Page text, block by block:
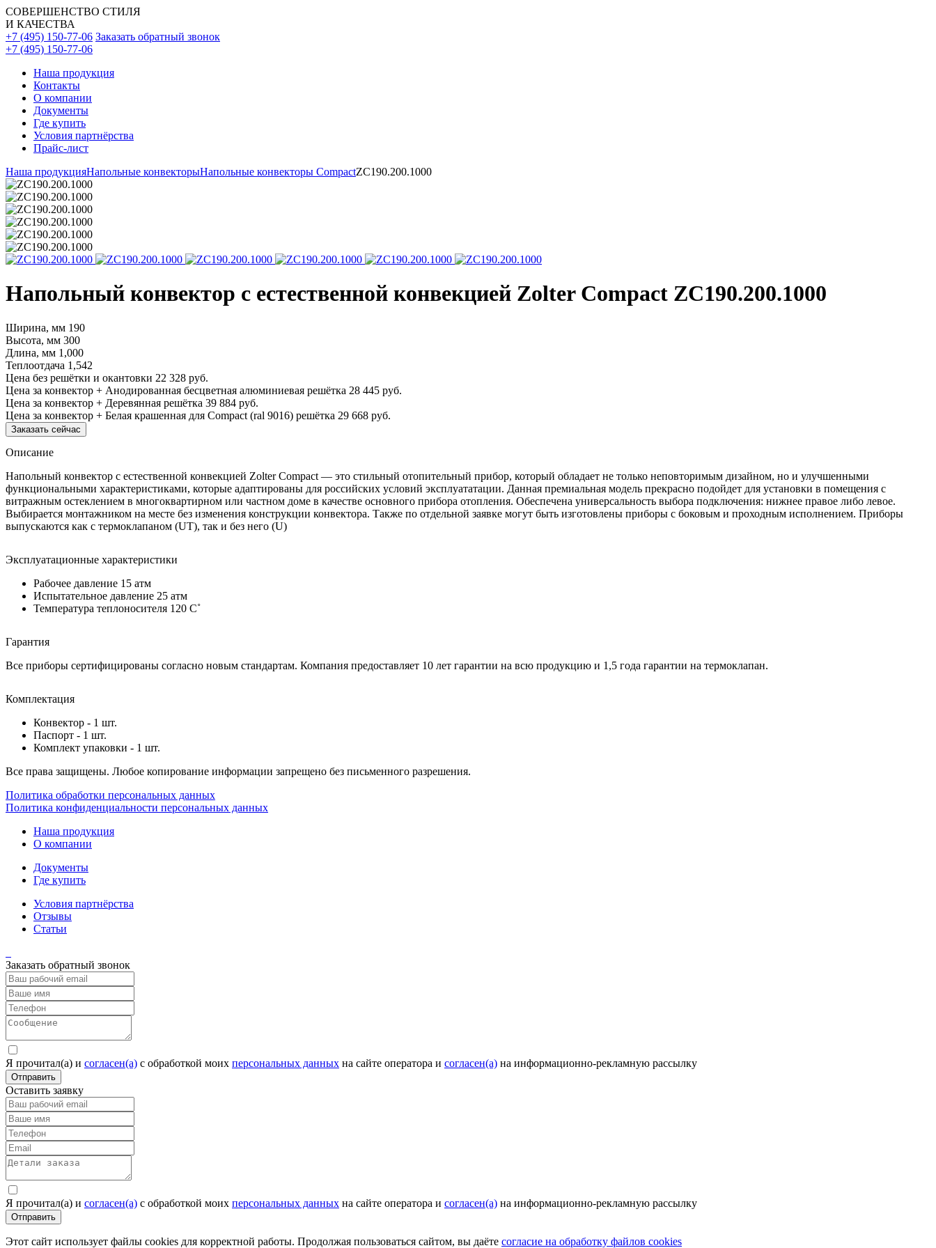
СОВЕРШЕНСТВО СТИЛЯ
И КАЧЕСТВА
+7 (495) 150-77-06 Заказать обратный звонок
+7 (495) 150-77-06
Наша продукция
Контакты
О компании
Документы
Где купить
Условия партнёрства
Прайс-лист
Наша продукцияНапольные конвекторыНапольные конвекторы CompactZC190.200.1000
Напольный конвектор с естественной конвекцией Zolter Compact ZC190.200.1000
Ширина, мм 190
Высота, мм 300
Длина, мм 1,000
Теплоотдача 1,542
Цена без решётки и окантовки 22 328 руб.
Цена за конвектор + Анодированная бесцветная алюминиевая решётка 28 445 руб.
Цена за конвектор + Деревянная решётка 39 884 руб.
Цена за конвектор + Белая крашенная для Compact (ral 9016) решётка 29 668 руб.
Заказать сейчас
Описание
Напольный конвектор с естественной конвекцией Zolter Compact — это стильный отопительный прибор, который обладает не только неповторимым дизайном, но и улучшенными
функциональными характеристиками, которые адаптированы для российских условий эксплуататации. Данная премиальная модель прекрасно подойдет для установки в помещения с
витражным остеклением в многоквартирном или частном доме в качестве основного прибора отопления. Обеспечена универсальность выбора подключения: нижнее правое либо левое.
Выбирается монтажником на месте без изменения конструкции конвектора. Также по отдельной заявке могут быть изготовлены приборы с боковым и проходным исполнением. Приборы
выпускаются как с термоклапаном (UT), так и без него (U)
Эксплуатационные характеристики
Рабочее давление 15 атм
Испытательное давление 25 атм
Температура теплоносителя 120 C˚
Гарантия
Все приборы сертифицированы согласно новым стандартам. Компания предоставляет 10 лет гарантии на всю продукцию и 1,5 года гарантии на термоклапан.
Комплектация
Конвектор - 1 шт.
Паспорт - 1 шт.
Комплект упаковки - 1 шт.
Все права защищены. Любое копирование информации запрещено без письменного разрешения.
Политика обработки персональных данных
Политика конфиденциальности персональных данных
Наша продукция
О компании
Документы
Где купить
Условия партнёрства
Отзывы
Статьи
Заказать обратный звонок
Я прочитал(а) и согласен(а) c обработкой моих персональных данных на сайте оператора и согласен(а) на информационно-рекламную рассылку
Отправить
Оставить заявку
Я прочитал(а) и согласен(а) c обработкой моих персональных данных на сайте оператора и согласен(а) на информационно-рекламную рассылку
Отправить
Этот сайт использует файлы cookies для корректной работы. Продолжая пользоваться сайтом, вы даёте согласие на обработку файлов cookies